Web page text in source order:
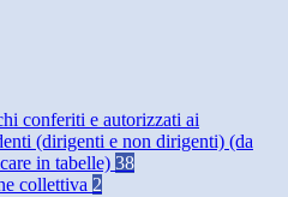
conferiti e autorizzati ai
(dirigenti e non dirigenti) (da
in tabelle) 38
collettiva 2